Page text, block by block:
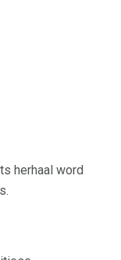
herhaal word